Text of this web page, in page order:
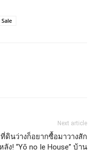
Next article
ที่ดินว่างก็อยากซื้อมาวางสัก
ลัง! “Yō no Ie House” บ้าน